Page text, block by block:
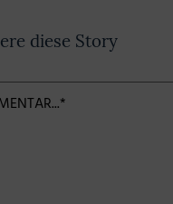
diese Story